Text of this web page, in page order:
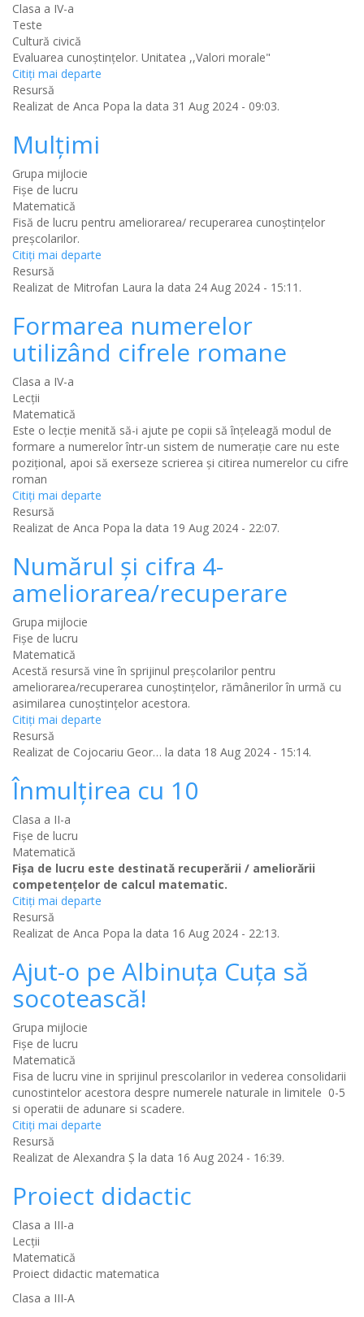
Clasa a IV-a
Teste
Cultură civică
Evaluarea cunoștințelor. Unitatea ,,Valori morale"
Citiţi mai departe
Resursă
Realizat de Anca Popa la data 31 Aug 2024 - 09:03.
Mulțimi
Grupa mijlocie
Fișe de lucru
Matematică
Fisă de lucru pentru ameliorarea/ recuperarea cunoștințelor
preșcolarilor.
Citiţi mai departe
Resursă
Realizat de Mitrofan Laura la data 24 Aug 2024 - 15:11.
Formarea numerelor
utilizând cifrele romane
Clasa a IV-a
Lecții
Matematică
Este o lecție menită să-i ajute pe copii să înțeleagă modul de
formare a numerelor într-un sistem de numerație care nu este
pozițional, apoi să exerseze scrierea și citirea numerelor cu cifre
roman
Citiţi mai departe
Resursă
Realizat de Anca Popa la data 19 Aug 2024 - 22:07.
Numărul și cifra 4-
ameliorarea/recuperare
Grupa mijlocie
Fișe de lucru
Matematică
Acestă resursă vine în sprijinul preșcolarilor pentru
ameliorarea/recuperarea cunoștințelor, rămânerilor în urmă cu
asimilarea cunoștințelor acestora.
Citiţi mai departe
Resursă
Realizat de Cojocariu Geor… la data 18 Aug 2024 - 15:14.
Înmulțirea cu 10
Clasa a II-a
Fișe de lucru
Matematică
Fişa de lucru este destinată recuperării / ameliorării
competenţelor de calcul matematic.
Citiţi mai departe
Resursă
Realizat de Anca Popa la data 16 Aug 2024 - 22:13.
Ajut-o pe Albinuța Cuța să
socotească!
Grupa mijlocie
Fișe de lucru
Matematică
Fisa de lucru vine in sprijinul prescolarilor in vederea consolidarii
cunostintelor acestora despre numerele naturale in limitele 0-5
si operatii de adunare si scadere.
Citiţi mai departe
Resursă
Realizat de Alexandra Ș la data 16 Aug 2024 - 16:39.
Proiect didactic
Clasa a III-a
Lecții
Matematică
Proiect didactic matematica
Clasa a III-A